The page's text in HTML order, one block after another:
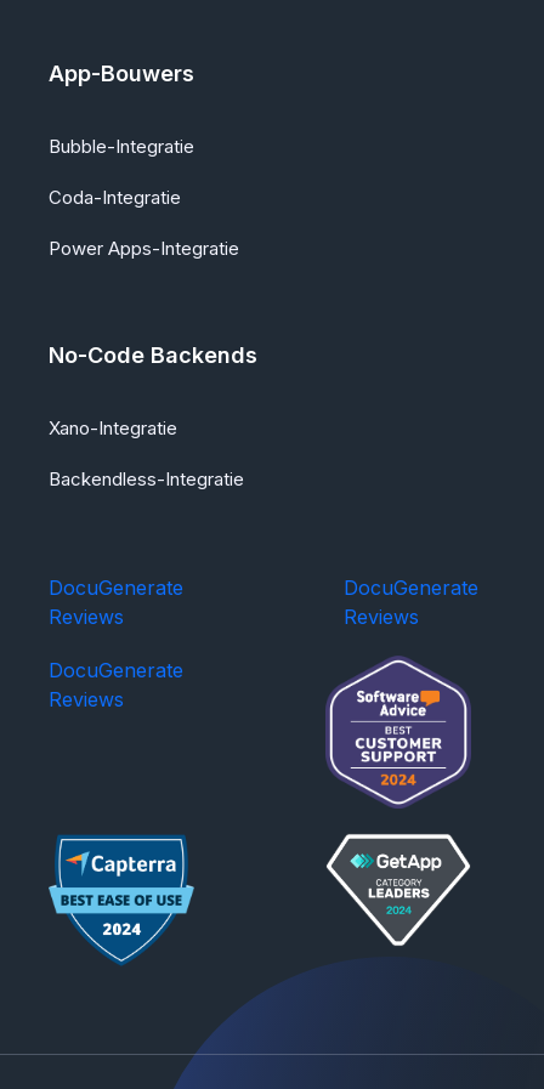
App-Bouwers
Bubble-Integratie
Coda-Integratie
Power Apps-Integratie
No-Code Backends
Xano-Integratie
Backendless-Integratie
DocuGenerate
Reviews
DocuGenerate
Reviews
DocuGenerate
Reviews